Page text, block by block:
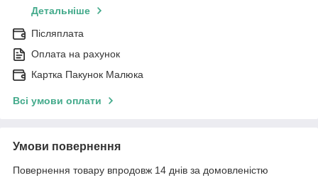
Детальніше
Післяплата
Оплата на рахунок
Картка Пакунок Малюка
Всі умови оплати
Умови повернення
Повернення товару впродовж 14 днів за домовленістю